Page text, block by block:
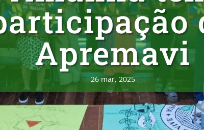
Apremavi
26 mar, 2025